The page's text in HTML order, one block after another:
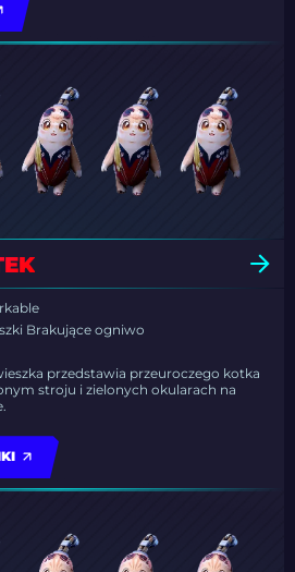
Brakujące ogniwo
przedstawia przeuroczego kotka
stroju i zielonych okularach na